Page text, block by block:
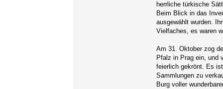
herrliche türkische
Beim Blick in das
ausgewählt wurden.
Vielfaches, es waren
Am 31. Oktober zog
Pfalz in Prag ein, und
feierlich gekrönt. Es
Sammlungen zu
Burg voller